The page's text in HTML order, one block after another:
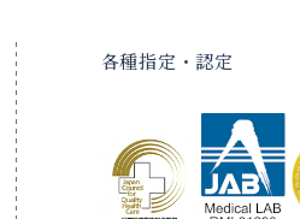
各種指定・認定